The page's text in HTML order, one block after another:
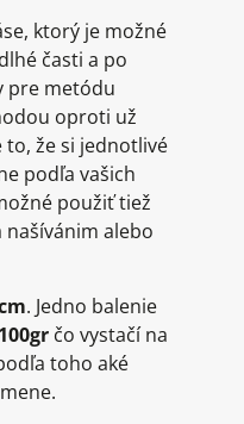
ktorý je možné
časti a po
pre metódu
oproti už
že si jednotlivé
podľa vašich
použiť tiež
alebo
. Jedno balenie
100gr čo vystačí na
toho aké